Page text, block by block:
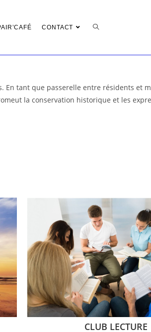
CONTACT
En tant que passerelle entre résidents et
la conservation historique et les
CLUB LECTURE